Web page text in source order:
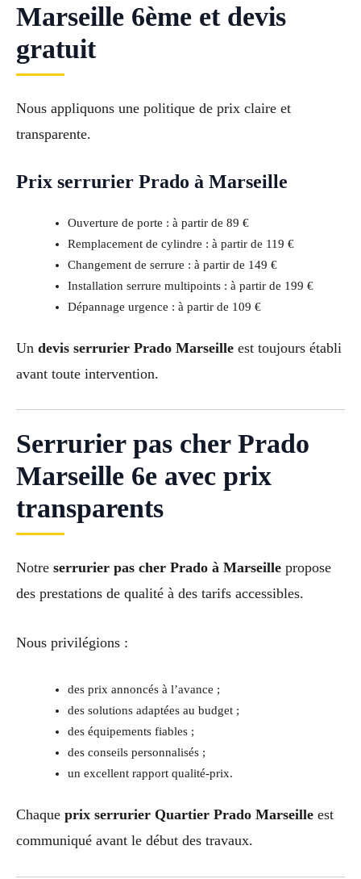
Marseille 6ème et devis
gratuit
Nous appliquons une politique de prix claire et
transparente.
Prix serrurier Prado à Marseille
Ouverture de porte : à partir de 89 €
Remplacement de cylindre : à partir de 119 €
Changement de serrure : à partir de 149 €
Installation serrure multipoints : à partir de 199 €
Dépannage urgence : à partir de 109 €
Un devis serrurier Prado Marseille est toujours établi
avant toute intervention.
Serrurier pas cher Prado
Marseille 6e avec prix
transparents
Notre serrurier pas cher Prado à Marseille propose
des prestations de qualité à des tarifs accessibles.
Nous privilégions :
des prix annoncés à l’avance ;
des solutions adaptées au budget ;
des équipements fiables ;
des conseils personnalisés ;
un excellent rapport qualité-prix.
Chaque prix serrurier Quartier Prado Marseille est
communiqué avant le début des travaux.